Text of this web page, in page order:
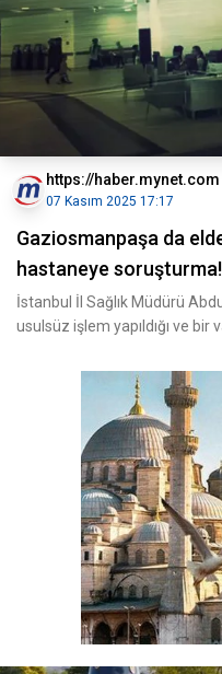
https://haber.mynet.com
07 Kasım 2025 17:17
Gaziosmanpaşa da
hastaneye soruşturma!
İstanbul İl Sağlık Müdürü
usulsüz işlem yapıldığı ve